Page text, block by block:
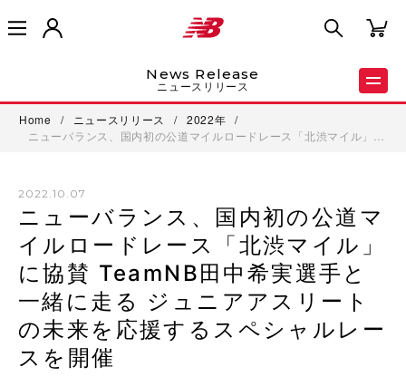
News Release
ニュースリリース
Home / ニュースリリース / 2022年
/
ニューバランス、国内初の公道マイルロードレース「北渋マイル」…
2022.10.07
ニューバランス、国内初の公道マ
イルロードレース「北渋マイル」
に協賛 TeamNB田中希実選手と
一緒に走る ジュニアアスリート
の未来を応援するスペシャルレー
スを開催